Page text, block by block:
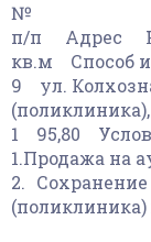
№
п/п Адрес
кв.м Способ и
9 ул.
1 95,80
1.Продажа на
2.
(поликлиника)